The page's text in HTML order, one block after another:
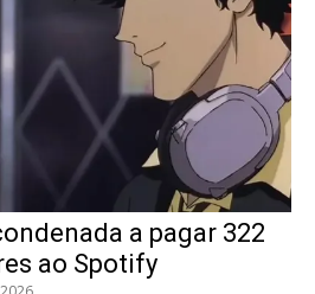
a pagar 322
ao Spotify